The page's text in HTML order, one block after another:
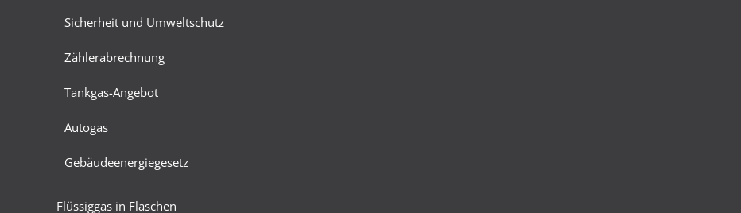
Sicherheit und Umweltschutz
Zählerabrechnung
Tankgas-Angebot
Autogas
Gebäudeenergiegesetz
Flüssiggas in Flaschen